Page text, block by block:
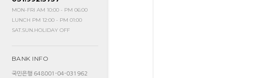
MON-FRI AM 10:00 - PM 06:00
LUNCH PM 12:00 - PM 01:00
SAT.SUN.HOLIDAY OFF
BANK INFO
국민은행 648001-04-031962